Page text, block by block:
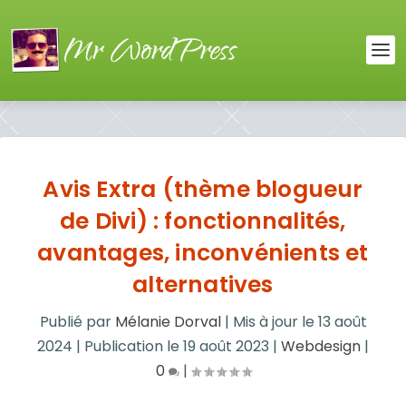
Avis Extra (thème blogueur
de Divi) : fonctionnalités,
avantages, inconvénients et
alternatives
Publié par Mélanie Dorval| Mis à jour le 13 août
2024 | Publication le 19 août 2023 | Webdesign |
0
|